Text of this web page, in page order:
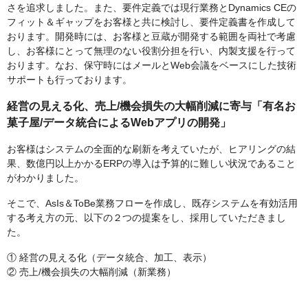
さを追求しました。また、要件定義では現行業務とDynamics CEの
フィット＆ギャップをお客様と共に検討し、要件定義書を作成して
おります。開発時には、お客様と豆蔵が開発する範囲を両社で考慮
し、お客様にとって無理のない役割分担を行い、内製支援を行って
おります。なお、保守時にはメールとWeb会議をベースにした技術
サポートも行っております。
経営の見える化、売上/機会損失の大幅削減に寄与「有名お
菓子屋/データ統合によるWebアプリの開発」
お客様はシステムの全面的な刷新を考えていたが、ヒアリングの結
果、数億円以上かかるERPの導入は予算的に難しい状況であること
がわかりました。
そこで、AsIs＆ToBe業務フローを作成し、既存システムを有効活用
する考え方の元、以下の２つの提案をし、採用していただきまし
た。
① 経営の見える化（データ統合、加工、表示）
② 売上/機会損失の大幅削減（新業務）